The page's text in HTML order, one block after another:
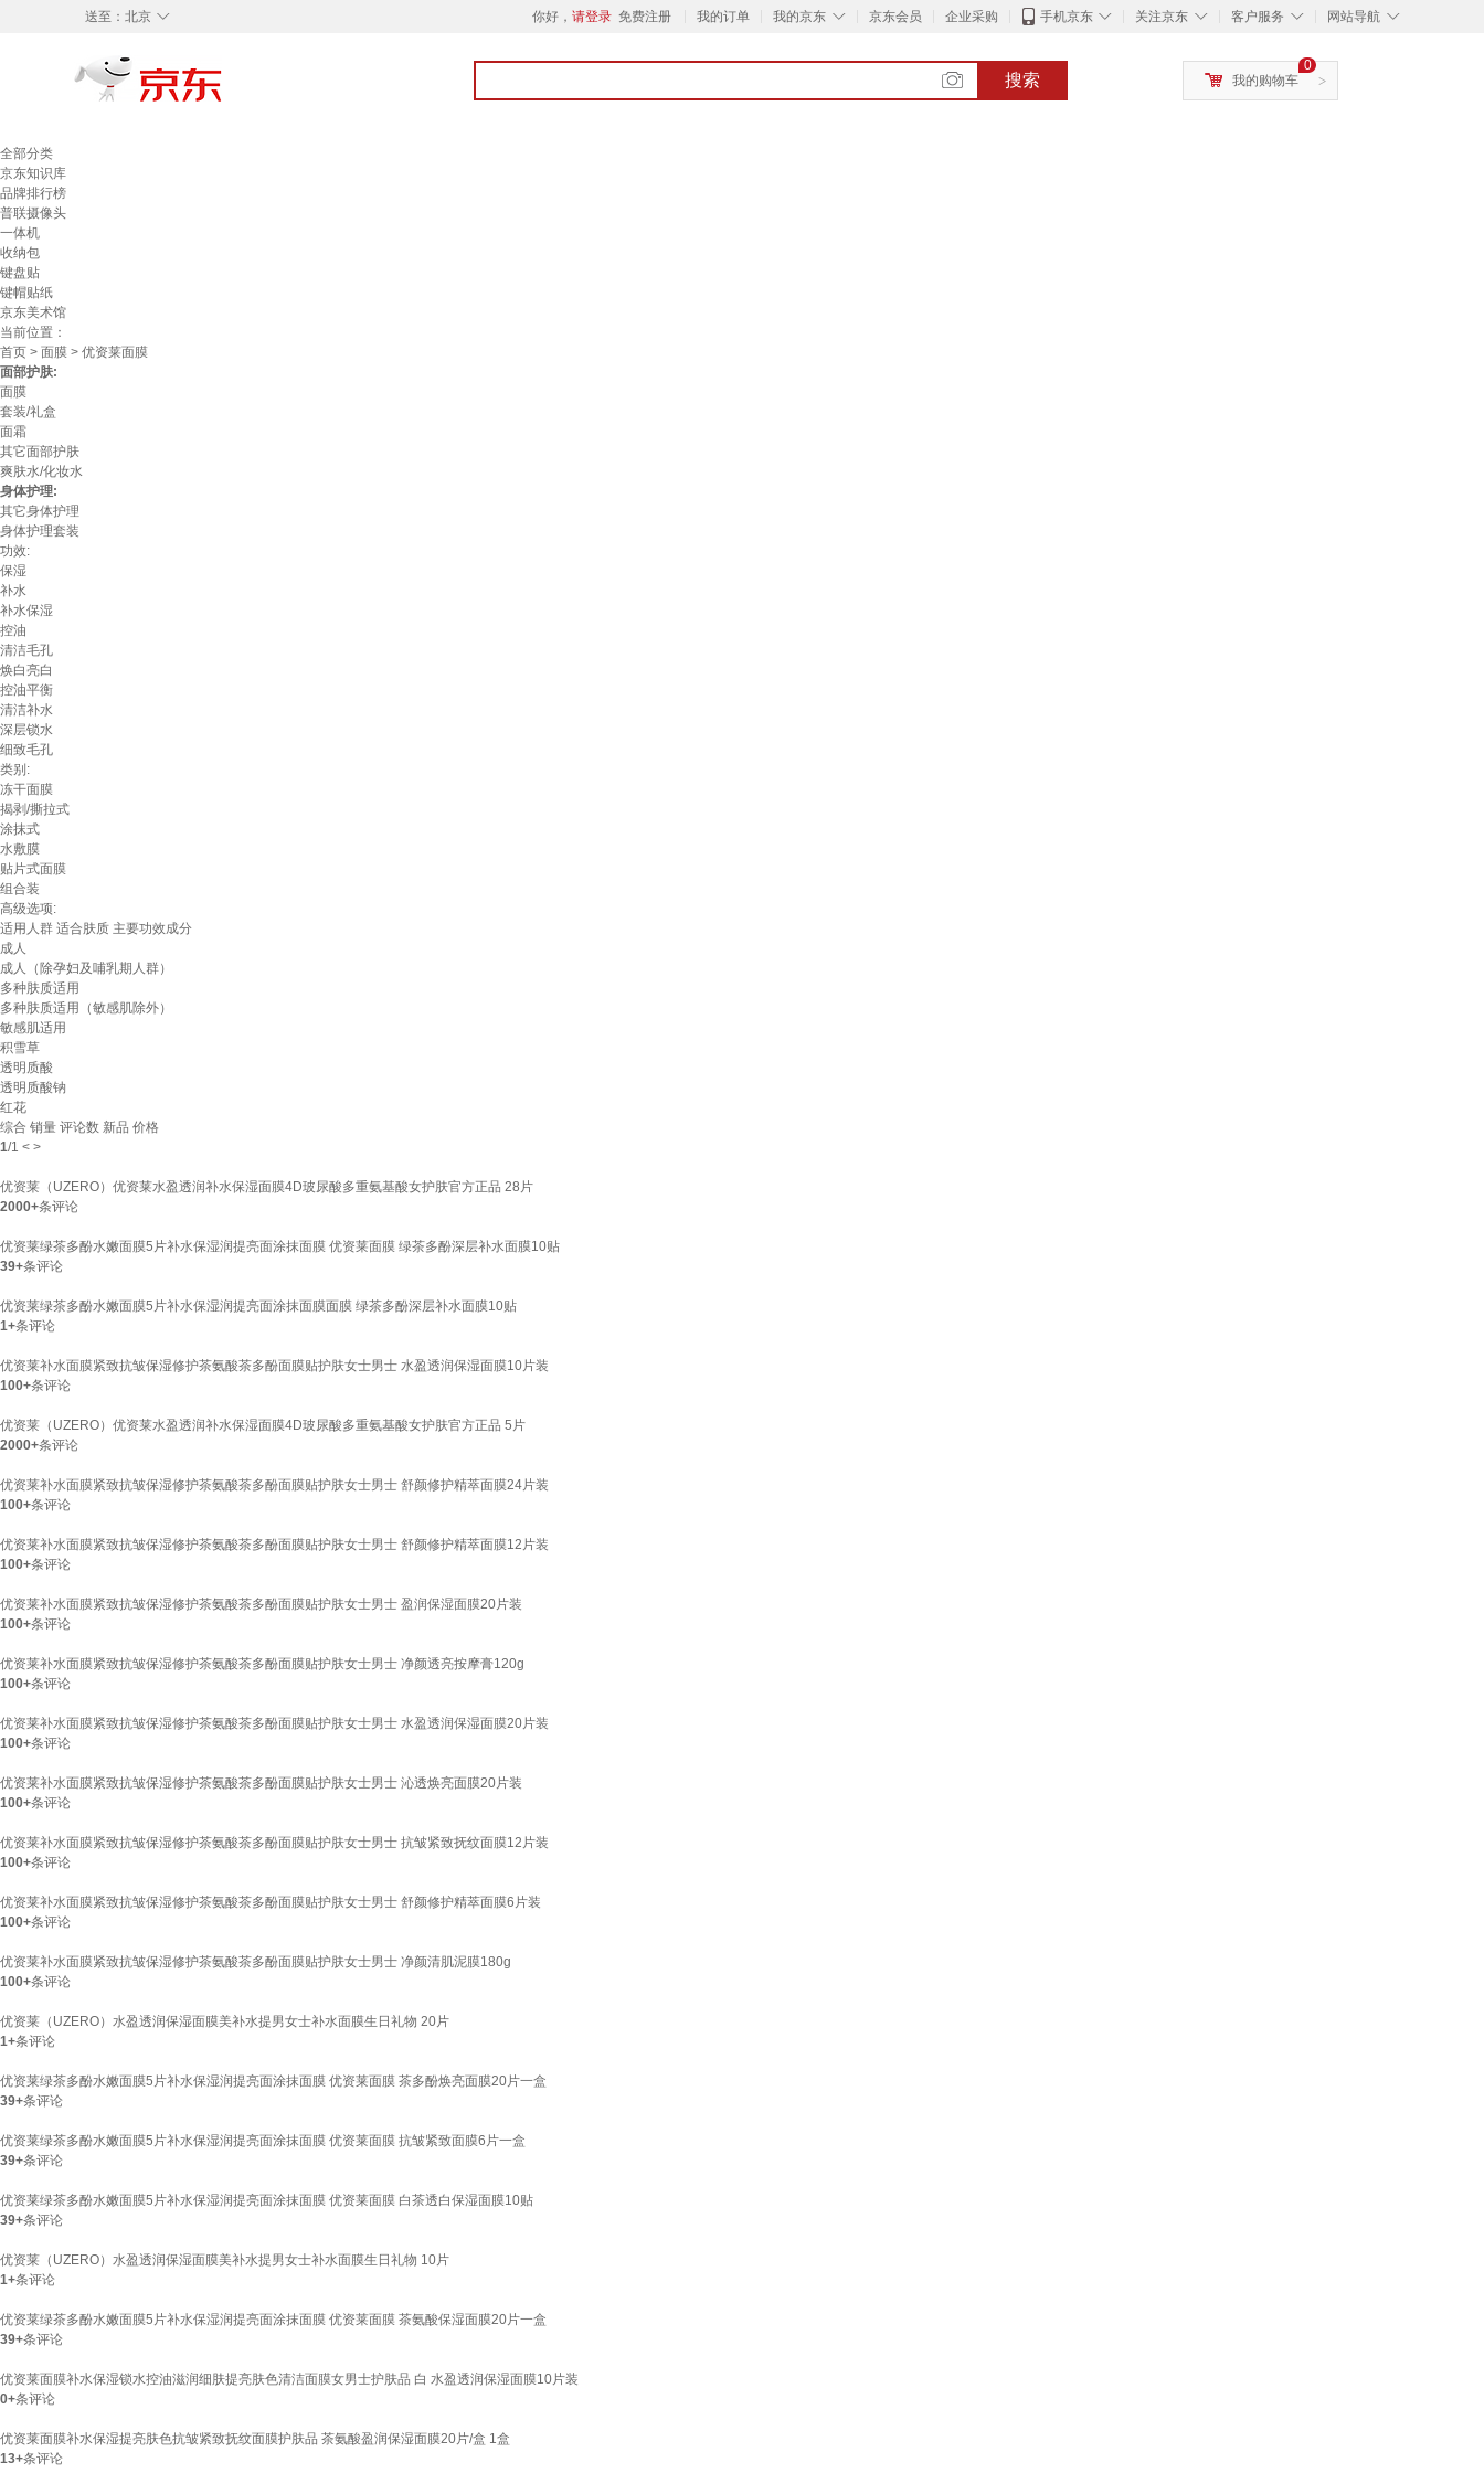
◇
送至： 北京 你好， 请登录 免费注册 我的订单 ◇
我的京东 京东会员 企业采购 ◇
手机京东 ◇
关注京东 ◇
客户服务 ◇
网站导航
搜索 >
0
我的购物车
全部分类
京东知识库
品牌排行榜
普联摄像头
一体机
收纳包
键盘贴
键帽贴纸
京东美术馆
当前位置：
首页 > 面膜 > 优资莱面膜
面部护肤:
面膜
套装/礼盒
面霜
其它面部护肤
爽肤水/化妆水
身体护理:
其它身体护理
身体护理套装
功效:
保湿
补水
补水保湿
控油
清洁毛孔
焕白亮白
控油平衡
清洁补水
深层锁水
细致毛孔
类别:
冻干面膜
揭剥/撕拉式
涂抹式
水敷膜
贴片式面膜
组合装
高级选项:
适用人群 适合肤质 主要功效成分
成人
成人（除孕妇及哺乳期人群）
多种肤质适用
多种肤质适用（敏感肌除外）
敏感肌适用
积雪草
透明质酸
透明质酸钠
红花
综合 销量 评论数 新品 价格
1/1 < >
优资莱（UZERO）优资莱水盈透润补水保湿面膜4D玻尿酸多重氨基酸女护肤官方正品 28片
2000+条评论
优资莱绿茶多酚水嫩面膜5片补水保湿润提亮面涂抹面膜 优资莱面膜 绿茶多酚深层补水面膜10贴
39+条评论
优资莱绿茶多酚水嫩面膜5片补水保湿润提亮面涂抹面膜面膜 绿茶多酚深层补水面膜10贴
1+条评论
优资莱补水面膜紧致抗皱保湿修护茶氨酸茶多酚面膜贴护肤女士男士 水盈透润保湿面膜10片装
100+条评论
优资莱（UZERO）优资莱水盈透润补水保湿面膜4D玻尿酸多重氨基酸女护肤官方正品 5片
2000+条评论
优资莱补水面膜紧致抗皱保湿修护茶氨酸茶多酚面膜贴护肤女士男士 舒颜修护精萃面膜24片装
100+条评论
优资莱补水面膜紧致抗皱保湿修护茶氨酸茶多酚面膜贴护肤女士男士 舒颜修护精萃面膜12片装
100+条评论
优资莱补水面膜紧致抗皱保湿修护茶氨酸茶多酚面膜贴护肤女士男士 盈润保湿面膜20片装
100+条评论
优资莱补水面膜紧致抗皱保湿修护茶氨酸茶多酚面膜贴护肤女士男士 净颜透亮按摩膏120g
100+条评论
优资莱补水面膜紧致抗皱保湿修护茶氨酸茶多酚面膜贴护肤女士男士 水盈透润保湿面膜20片装
100+条评论
优资莱补水面膜紧致抗皱保湿修护茶氨酸茶多酚面膜贴护肤女士男士 沁透焕亮面膜20片装
100+条评论
优资莱补水面膜紧致抗皱保湿修护茶氨酸茶多酚面膜贴护肤女士男士 抗皱紧致抚纹面膜12片装
100+条评论
优资莱补水面膜紧致抗皱保湿修护茶氨酸茶多酚面膜贴护肤女士男士 舒颜修护精萃面膜6片装
100+条评论
优资莱补水面膜紧致抗皱保湿修护茶氨酸茶多酚面膜贴护肤女士男士 净颜清肌泥膜180g
100+条评论
优资莱（UZERO）水盈透润保湿面膜美补水提男女士补水面膜生日礼物 20片
1+条评论
优资莱绿茶多酚水嫩面膜5片补水保湿润提亮面涂抹面膜 优资莱面膜 茶多酚焕亮面膜20片一盒
39+条评论
优资莱绿茶多酚水嫩面膜5片补水保湿润提亮面涂抹面膜 优资莱面膜 抗皱紧致面膜6片一盒
39+条评论
优资莱绿茶多酚水嫩面膜5片补水保湿润提亮面涂抹面膜 优资莱面膜 白茶透白保湿面膜10贴
39+条评论
优资莱（UZERO）水盈透润保湿面膜美补水提男女士补水面膜生日礼物 10片
1+条评论
优资莱绿茶多酚水嫩面膜5片补水保湿润提亮面涂抹面膜 优资莱面膜 茶氨酸保湿面膜20片一盒
39+条评论
优资莱面膜补水保湿锁水控油滋润细肤提亮肤色清洁面膜女男士护肤品 白 水盈透润保湿面膜10片装
0+条评论
优资莱面膜补水保湿提亮肤色抗皱紧致抚纹面膜护肤品 茶氨酸盈润保湿面膜20片/盒 1盒
13+条评论